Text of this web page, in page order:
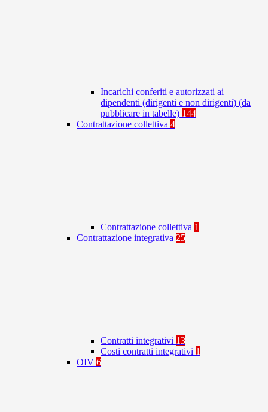
Incarichi conferiti e autorizzati ai
dipendenti (dirigenti e non dirigenti) (da
pubblicare in tabelle) 144
Contrattazione collettiva 4
Contrattazione collettiva 1
Contrattazione integrativa 25
Contratti integrativi 13
Costi contratti integrativi 1
OIV 6